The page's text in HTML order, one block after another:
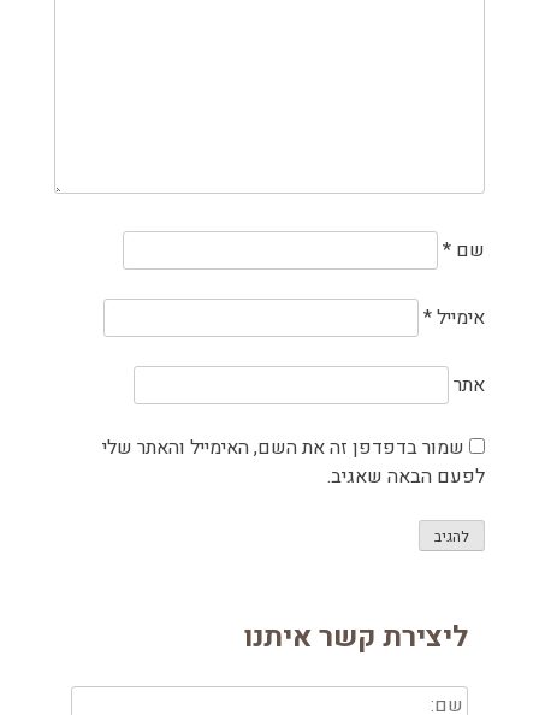
שם *
אימייל*
אתר
שמור בדפדפן זה את השם, האימייל והאתר שלי
לפעם הבאה שאגיב.
ליצירת קשר איתנו